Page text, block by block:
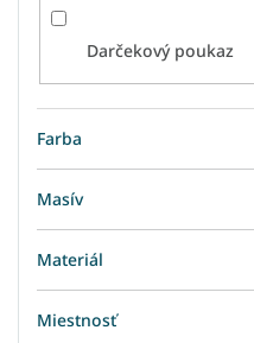
Darčekový poukaz
Farba
Masív
Materiál
Miestnosť